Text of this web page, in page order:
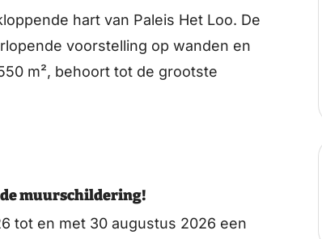
hart van Paleis Het Loo. De
voorstelling op wanden en
m², behoort tot de grootste
muurschildering!
tot en met 30 augustus 2026 een